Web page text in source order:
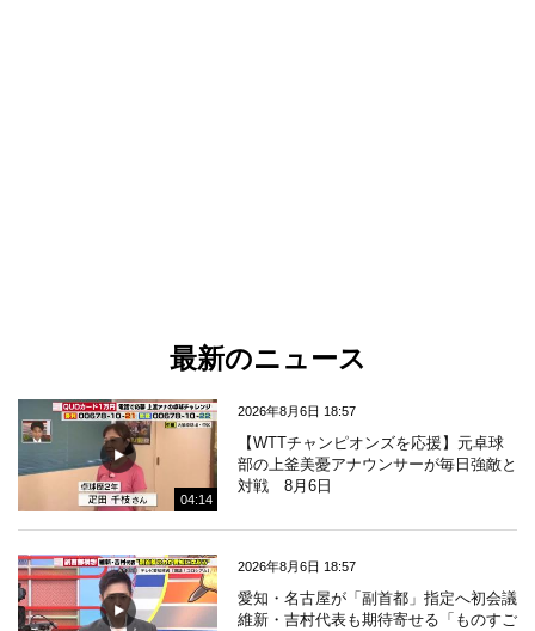
最新のニュース
04:14
2026年8月6日 18:57
【WTTチャンピオンズを応援】元卓球
部の上釜美憂アナウンサーが毎日強敵と
対戦 8月6日
2026年8月6日 18:57
愛知・名古屋が「副首都」指定へ初会議
維新・吉村代表も期待寄せる「ものすご